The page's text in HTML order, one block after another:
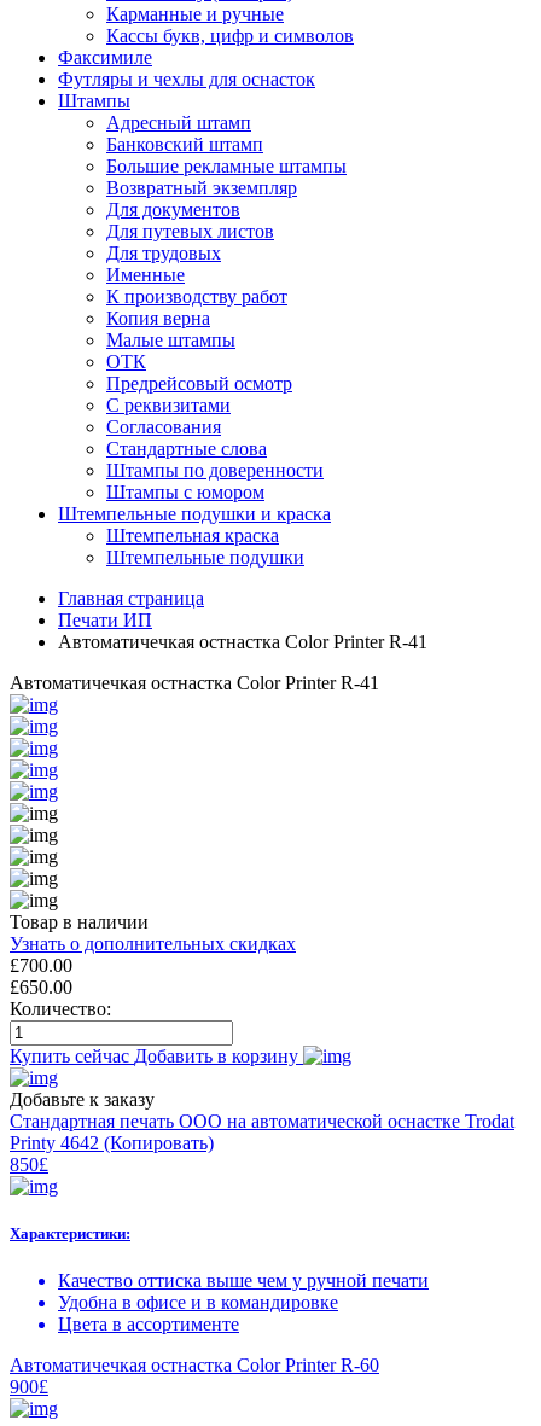
Карманные и ручные
Кассы букв, цифр и символов
Факсимиле
Футляры и чехлы для оснасток
Штампы
Адресный штамп
Банковский штамп
Большие рекламные штампы
Возвратный экземпляр
Для документов
Для путевых листов
Для трудовых
Именные
К производству работ
Копия верна
Малые штампы
ОТК
Предрейсовый осмотр
С реквизитами
Согласования
Стандартные слова
Штампы по доверенности
Штампы с юмором
Штемпельные подушки и краска
Штемпельная краска
Штемпельные подушки
Главная страница
Печати ИП
Автоматичечкая остнастка Color Printer R-41
Автоматичечкая остнастка Color Printer R-41
Товар в наличии
Узнать о дополнительных скидках
£700.00
£650.00
Количество:
Купить сейчас Добавить в корзину
Добавьте к заказу
Стандартная печать ООО на автоматической оснастке Trodat
Printy 4642 (Копировать)
850£
Характеристики:
Качество оттиска выше чем у ручной печати
Удобна в офисе и в командировке
Цвета в ассортименте
Автоматичечкая остнастка Color Printer R-60
900£